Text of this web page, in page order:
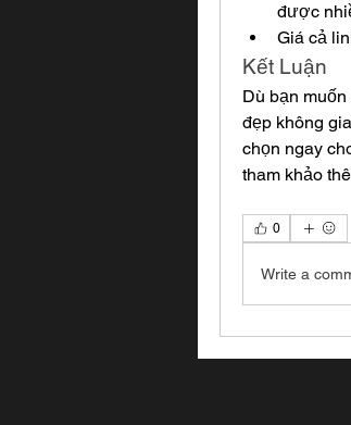
được
Giá cả
Kết Luận
Dù bạn
đẹp không
chọn ngay
tham khảo
0
Write a